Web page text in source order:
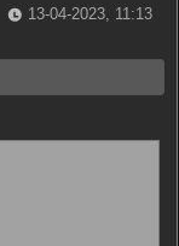
13-04-2023, 11:13